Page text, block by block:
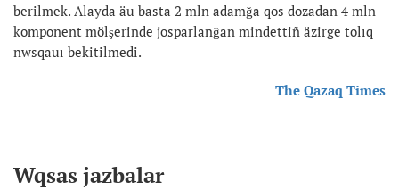
berilmek. Alayda äu basta 2 mln adamğa qos dozadan 4 mln
komponent mölşerinde josparlanğan mindettiñ äzirge tolıq
nwsqauı bekitilmedi.
The Qazaq Times
Wqsas jazbalar